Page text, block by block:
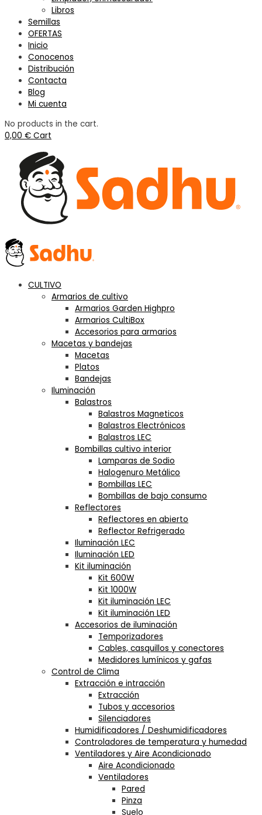
Libros
Semillas
OFERTAS
Inicio
Conocenos
Distribución
Contacta
Blog
Mi cuenta
No products in the cart.
0,00 € Cart
CULTIVO
Armarios de cultivo
Armarios Garden Highpro
Armarios CultiBox
Accesorios para armarios
Macetas y bandejas
Macetas
Platos
Bandejas
Iluminación
Balastros
Balastros Magneticos
Balastros Electrónicos
Balastros LEC
Bombillas cultivo interior
Lamparas de Sodio
Halogenuro Metálico
Bombillas LEC
Bombillas de bajo consumo
Reflectores
Reflectores en abierto
Reflector Refrigerado
Iluminación LEC
Iluminación LED
Kit iluminación
Kit 600W
Kit 1000W
Kit iluminación LEC
Kit iluminación LED
Accesorios de iluminación
Temporizadores
Cables, casquillos y conectores
Medidores lumínicos y gafas
Control de Clima
Extracción e intracción
Extracción
Tubos y accesorios
Silenciadores
Humidificadores / Deshumidificadores
Controladores de temperatura y humedad
Ventiladores y Aire Acondicionado
Aire Acondicionado
Ventiladores
Pared
Pinza
Suelo